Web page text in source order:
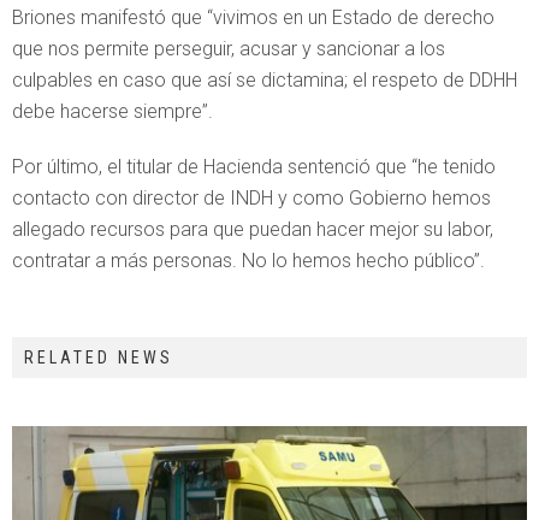
Briones manifestó que “vivimos en un Estado de derecho
que nos permite perseguir, acusar y sancionar a los
culpables en caso que así se dictamina; el respeto de DDHH
debe hacerse siempre”.
Por último, el titular de Hacienda sentenció que “he tenido
contacto con director de INDH y como Gobierno hemos
allegado recursos para que puedan hacer mejor su labor,
contratar a más personas. No lo hemos hecho público”.
RELATED NEWS